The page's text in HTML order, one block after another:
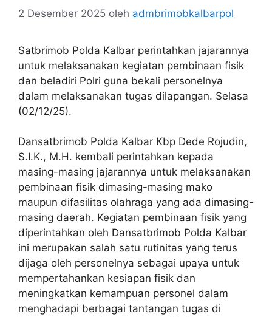
2 Desember 2025 oleh admbrimobkalbarpol
Satbrimob Polda Kalbar perintahkan jajarannya
untuk melaksanakan kegiatan pembinaan fisik
dan beladiri Polri guna bekali personelnya
dalam melaksanakan tugas dilapangan. Selasa
(02/12/25).
Dansatbrimob Polda Kalbar Kbp Dede Rojudin,
S.I.K., M.H. kembali perintahkan kepada
masing-masing jajarannya untuk melaksanakan
pembinaan fisik dimasing-masing mako
maupun difasilitas olahraga yang ada dimasing-
masing daerah. Kegiatan pembinaan fisik yang
diperintahkan oleh Dansatbrimob Polda Kalbar
ini merupakan salah satu rutinitas yang terus
dijaga oleh personelnya sebagai upaya untuk
mempertahankan kesiapan fisik dan
meningkatkan kemampuan personel dalam
menghadapi berbagai tantangan tugas di